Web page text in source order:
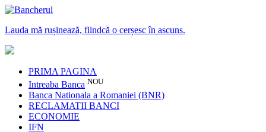
Lauda mă rușinează, fiindcă o cerșesc în ascuns.
PRIMA PAGINA
Intreaba Banca NOU
Banca Nationala a Romaniei (BNR)
RECLAMATII BANCI
ECONOMIE
IFN